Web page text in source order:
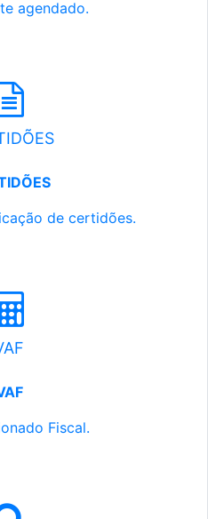
agendado.
de certidões.
Fiscal.